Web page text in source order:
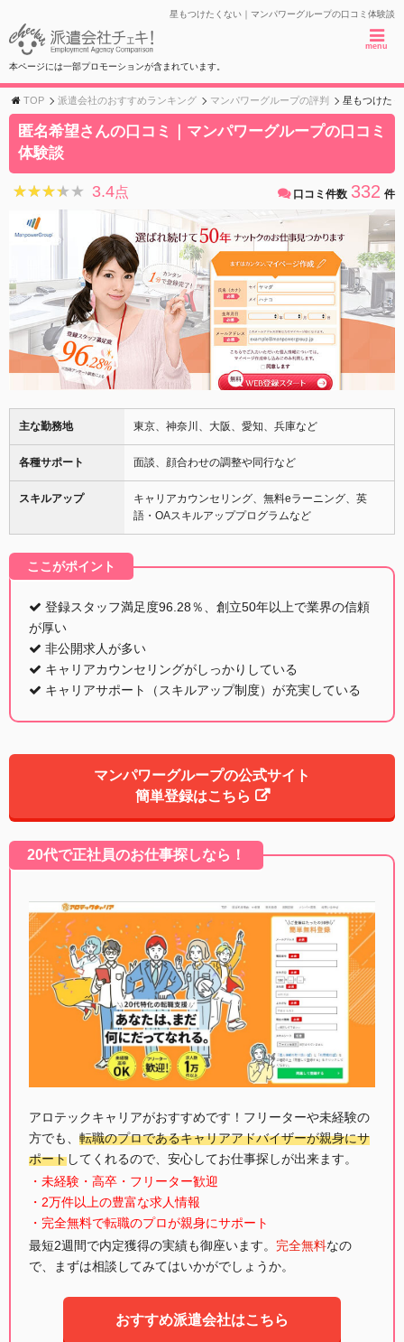
星もつけたくない｜マンパワーグループの口コミ体験談
menu
本ページには一部プロモーションが含まれています。
TOP 派遣会社のおすすめランキング マンパワーグループの評判 星もつけたく
匿名希望さんの口コミ｜マンパワーグループの口コミ
体験談
★★★★★
★★★★★ 3.4点 口コミ件数 332 件
主な勤務地 東京、神奈川、大阪、愛知、兵庫など
各種サポート 面談、顔合わせの調整や同行など
スキルアップ
キャリアカウンセリング、無料eラーニング、英
語・OAスキルアッププログラムなど
ここがポイント
登録スタッフ満足度96.28％、創立50年以上で業界の信頼
が厚い
非公開求人が多い
キャリアカウンセリングがしっかりしている
キャリアサポート（スキルアップ制度）が充実している
マンパワーグループの公式サイト
簡単登録はこちら
20代で正社員のお仕事探しなら！
アロテックキャリアがおすすめです！フリーターや未経験の
方でも、 転職のプロであるキャリアアドバイザーが親身にサ
ポートしてくれるので、安心してお仕事探しが出来ます。
・未経験・高卒・フリーター歓迎
・2万件以上の豊富な求人情報
・完全無料で転職のプロが親身にサポート
最短2週間で内定獲得の実績も御座います。 完全無料なの
で、まずは相談してみてはいかがでしょうか。
おすすめ派遣会社はこちら